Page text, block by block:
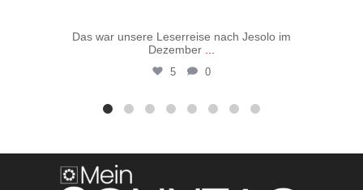
Das war unsere Leserreise nach Jesolo im
Dezember
5 0